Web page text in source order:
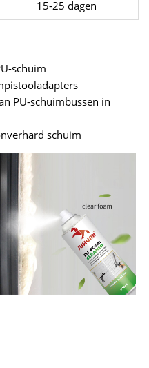
15-25 dagen
schuim
PU-schuimbussen in
schuim